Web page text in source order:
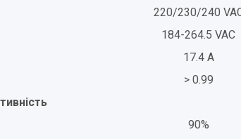
220/230/240
184-264.5 VAC
17.4 A
> 0.99
90%